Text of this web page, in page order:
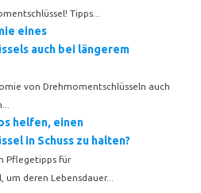
Tipps...
eines
auch bei längerem
von Drehmomentschlüsseln auch
helfen, einen
in Schuss zu halten?
Pflegetipps für
deren Lebensdauer...